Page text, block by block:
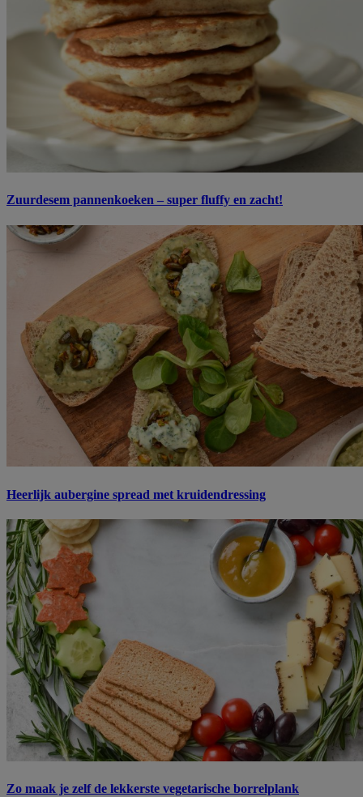
Zuurdesem pannenkoeken – super fluffy en zacht!
Heerlijk aubergine spread met kruidendressing
Zo maak je zelf de lekkerste vegetarische borrelplank